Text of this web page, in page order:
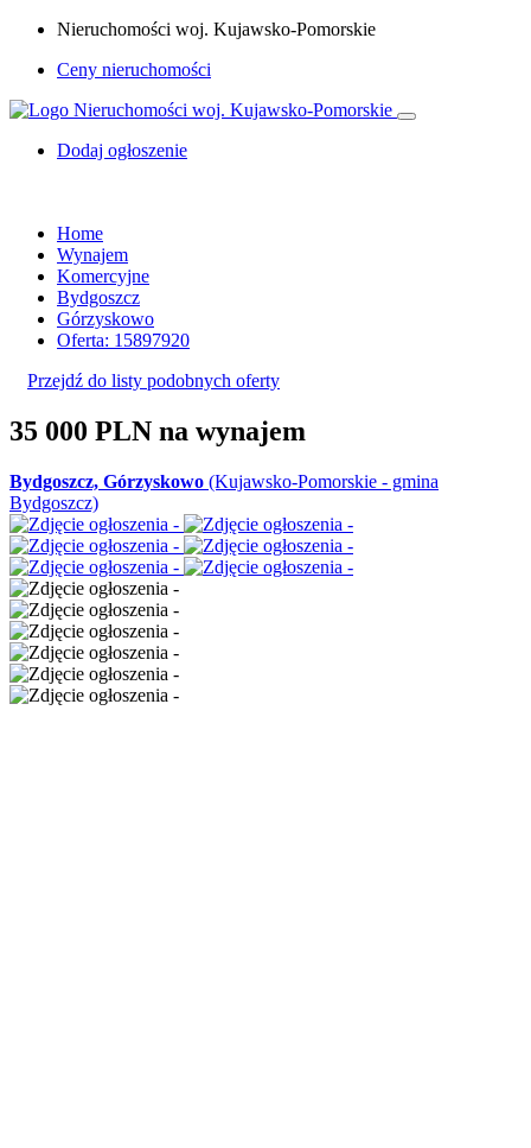
Nieruchomości woj. Kujawsko-Pomorskie
Ceny nieruchomości
Dodaj ogłoszenie
Home
Wynajem
Komercyjne
Bydgoszcz
Górzyskowo
Oferta: 15897920
Przejdź do listy podobnych oferty
35 000 PLN na wynajem
Bydgoszcz, Górzyskowo (Kujawsko-Pomorskie - gmina
Bydgoszcz)